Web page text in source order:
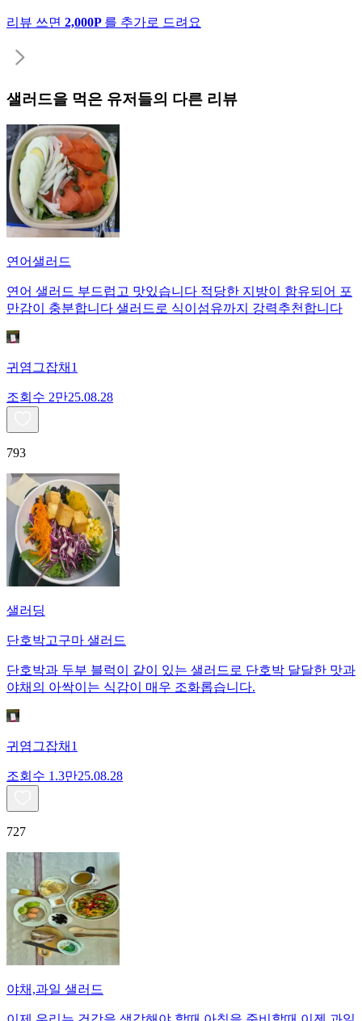
리뷰 쓰면 2,000P 를 추가로 드려요
샐러드을 먹은 유저들의 다른 리뷰
연어샐러드
연어 샐러드 부드럽고 맛있습니다 적당한 지방이 함유되어 포
만감이 충분합니다 샐러드로 식이섬유까지 강력추천합니다
귀염그잡채1
조회수 2만25.08.28
793
샐러딩
단호박고구마 샐러드
단호박과 두부 블럭이 같이 있는 샐러드로 단호박 달달한 맛과
야채의 아싹이는 식감이 매우 조화롭습니다.
귀염그잡채1
조회수 1.3만25.08.28
727
야채,과일 샐러드